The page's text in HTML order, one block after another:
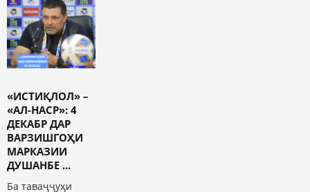
«ИСТИҚЛОЛ» –
«АЛ-НАСР»: 4
ДЕКАБР ДАР
ВАРЗИШГОҲИ
МАРКАЗИИ
ДУШАНБЕ ...
Ба таваҷҷуҳи